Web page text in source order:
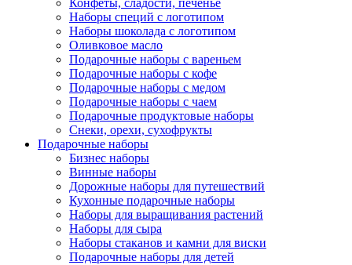
Конфеты, сладости, печенье
Наборы специй с логотипом
Наборы шоколада с логотипом
Оливковое масло
Подарочные наборы с вареньем
Подарочные наборы с кофе
Подарочные наборы с медом
Подарочные наборы с чаем
Подарочные продуктовые наборы
Снеки, орехи, сухофрукты
Подарочные наборы
Бизнес наборы
Винные наборы
Дорожные наборы для путешествий
Кухонные подарочные наборы
Наборы для выращивания растений
Наборы для сыра
Наборы стаканов и камни для виски
Подарочные наборы для детей